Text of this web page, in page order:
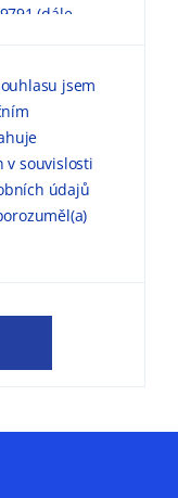
(dále
jen
pro
sítě, atp.),
jsem
v souvislosti
údajů